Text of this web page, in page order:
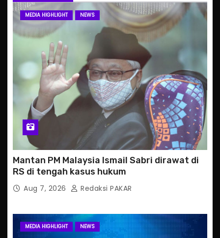
MEDIA HIGHLIGHT NEWS
Mantan PM Malaysia Ismail Sabri dirawat di
RS di tengah kasus hukum
Aug 7, 2026 Redaksi PAKAR
MEDIA HIGHLIGHT NEWS